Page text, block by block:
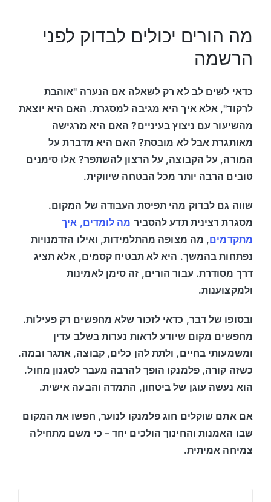
מה הורים יכולים לבדוק לפני
הרשמה
כדאי לשים לב לא רק לשאלה אם הנערה "אוהבת
לרקוד", אלא איך היא מגיבה למסגרת. האם היא יוצאת
מהשיעור עם ניצוץ בעיניים? האם היא מרגישה
מאותגרת אבל לא מובסת? האם היא מדברת על
המורה, על הקבוצה, על הרצון להשתפר? אלו סימנים
טובים הרבה יותר מכל הבטחה שיווקית.
שווה גם לבדוק מהי תפיסת העבודה של המקום.
מסגרת רצינית תדע להסביר מה לומדים, איך
מתקדמים, מה מצופה מהתלמידות, ואילו הזדמנויות
נפתחות בהמשך. היא לא תבטיח קסמים, אלא תציג
דרך מסודרת. עבור הורים, זה סימן לאמינות
ולמקצוענות.
ובסופו של דבר, כדאי לזכור שלא מחפשים רק פעילות.
מחפשים מקום שיודע לראות נערות בשלב עדין
ומשמעותי בחיים, ולתת להן כלים, קבוצה, אתגר ובמה.
כשזה קורה, פלמנקו הופך להרבה מעבר לסגנון מחול.
הוא נעשה עוגן של ביטחון, התמדה והבעה אישית.
אם אתם שוקלים חוג פלמנקו לנוער, חפשו את המקום
שבו האמנות והחינוך הולכים יחד – כי משם מתחילה
צמיחה אמיתית.